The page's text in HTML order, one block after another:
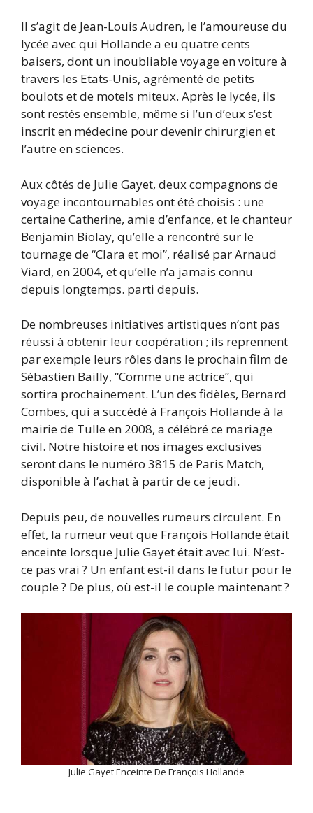
Il s’agit de Jean-Louis Audren, le l’amoureuse du
lycée avec qui Hollande a eu quatre cents
baisers, dont un inoubliable voyage en voiture à
travers les Etats-Unis, agrémenté de petits
boulots et de motels miteux. Après le lycée, ils
sont restés ensemble, même si l’un d’eux s’est
inscrit en médecine pour devenir chirurgien et
l’autre en sciences.
Aux côtés de Julie Gayet, deux compagnons de
voyage incontournables ont été choisis : une
certaine Catherine, amie d’enfance, et le chanteur
Benjamin Biolay, qu’elle a rencontré sur le
tournage de “Clara et moi”, réalisé par Arnaud
Viard, en 2004, et qu’elle n’a jamais connu
depuis longtemps. parti depuis.
De nombreuses initiatives artistiques n’ont pas
réussi à obtenir leur coopération ; ils reprennent
par exemple leurs rôles dans le prochain film de
Sébastien Bailly, “Comme une actrice”, qui
sortira prochainement. L’un des fidèles, Bernard
Combes, qui a succédé à François Hollande à la
mairie de Tulle en 2008, a célébré ce mariage
civil. Notre histoire et nos images exclusives
seront dans le numéro 3815 de Paris Match,
disponible à l’achat à partir de ce jeudi.
Depuis peu, de nouvelles rumeurs circulent. En
effet, la rumeur veut que François Hollande était
enceinte lorsque Julie Gayet était avec lui. N’est-
ce pas vrai ? Un enfant est-il dans le futur pour le
couple ? De plus, où est-il le couple maintenant ?
Julie Gayet Enceinte De François Hollande